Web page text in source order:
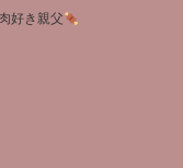
好き親父